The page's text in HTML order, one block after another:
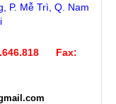
P. Mễ Trì, Q. Nam
Fax: